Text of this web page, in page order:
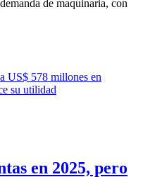
de maquinaria, con
en 2025, pero